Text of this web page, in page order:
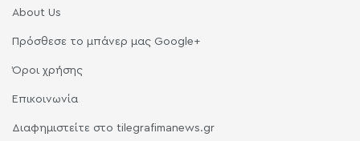
About Us
Πρόσθεσε το μπάνερ μας Google+
Όροι χρήσης
Επικοινωνία
Διαφημιστείτε στο tilegrafimanews.gr